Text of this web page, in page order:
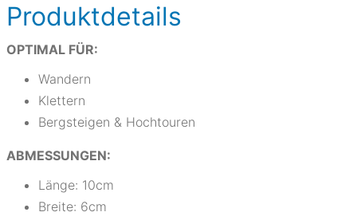
Produktdetails
OPTIMAL FÜR:
Wandern
Klettern
Bergsteigen & Hochtouren
ABMESSUNGEN:
Länge: 10cm
Breite: 6cm